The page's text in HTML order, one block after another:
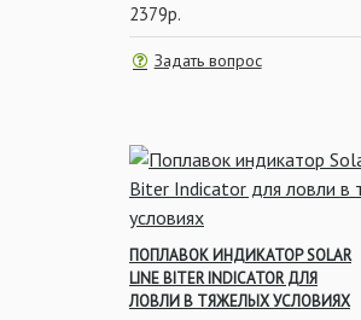
2379р.
Задать вопрос
ПОПЛАВОК ИНДИКАТОР SOLAR
LINE BITER INDICATOR ДЛЯ
ЛОВЛИ В ТЯЖЕЛЫХ УСЛОВИЯХ